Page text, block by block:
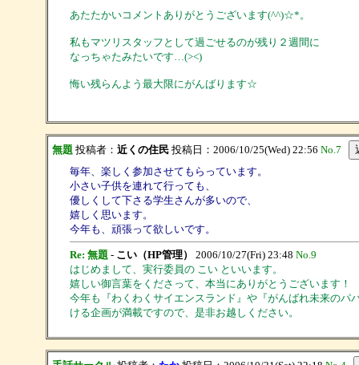
あたたかいコメントありがとうございます(^^)☆*。
私もマツリスタッフとして過ごせるのが残り２週間に
なっちゃたみたいです…(><)
悔い残らんよう最大限にがんばります☆
無題 投稿者： 近くの住民投稿日：2006/10/25(Wed) 22:56 No.7
毎年、楽しく参加させてもらっています。
小さい子供を連れて行っても、
優しくして下さる学生さんが多いので、
嬉しく思います。
今年も、頑張って欲しいです。
Re: 無題 - こい（HP管理） 2006/10/27(Fri) 23:48 No.9
はじめまして、実行委員の こい といいます。
嬉しい御言葉をくださって、本当にありがとうございます！
今年も『わくわくサイエンスランド』や『がんばれ未来の
ける企画が満載ですので、是非お越しください。